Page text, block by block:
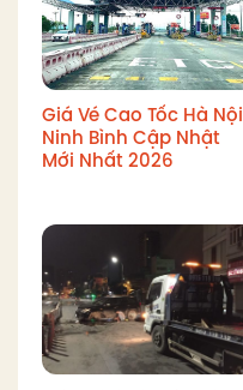
Giá Vé Cao Tốc Hà Nội
Ninh Bình Cập Nhật
Mới Nhất 2026